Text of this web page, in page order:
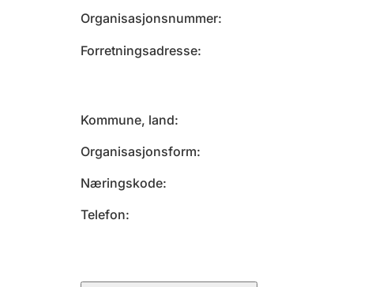
Organisasjonsnummer
Forretningsadresse
Kommune, land
Organisasjonsform
Næringskode
Telefon